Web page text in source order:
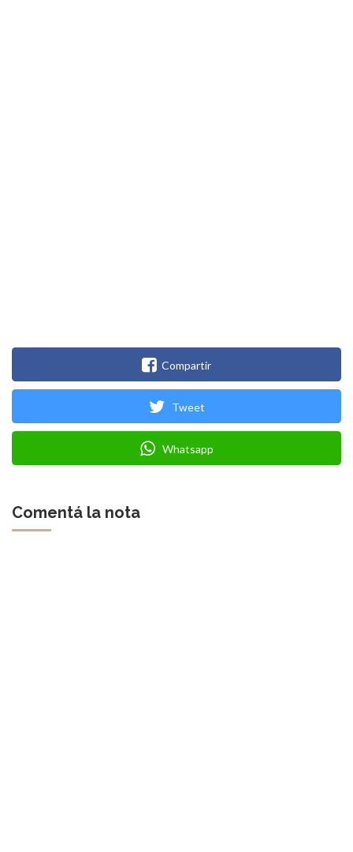
Compartir
Tweet
Whatsapp
Comentá la nota